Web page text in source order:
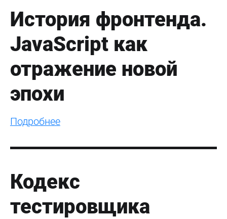
История фронтенда.
JavaScript как
отражение новой
эпохи
Подробнее
Кодекс
тестировщика